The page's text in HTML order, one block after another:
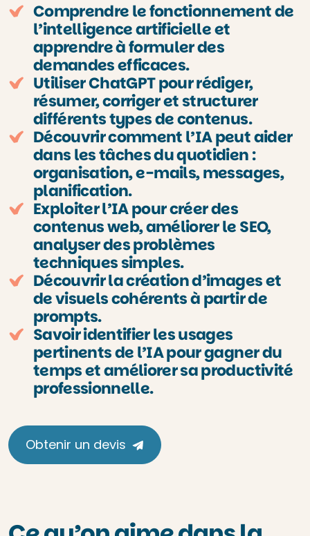
Comprendre le fonctionnement de
l’intelligence artificielle et
apprendre à formuler des
demandes efficaces.
Utiliser ChatGPT pour rédiger,
résumer, corriger et structurer
différents types de contenus.
Découvrir comment l’IA peut aider
dans les tâches du quotidien :
organisation, e-mails, messages,
planification.
Exploiter l’IA pour créer des
contenus web, améliorer le SEO,
analyser des problèmes
techniques simples.
Découvrir la création d’images et
de visuels cohérents à partir de
prompts.
Savoir identifier les usages
pertinents de l’IA pour gagner du
temps et améliorer sa productivité
professionnelle.
Obtenir un devis